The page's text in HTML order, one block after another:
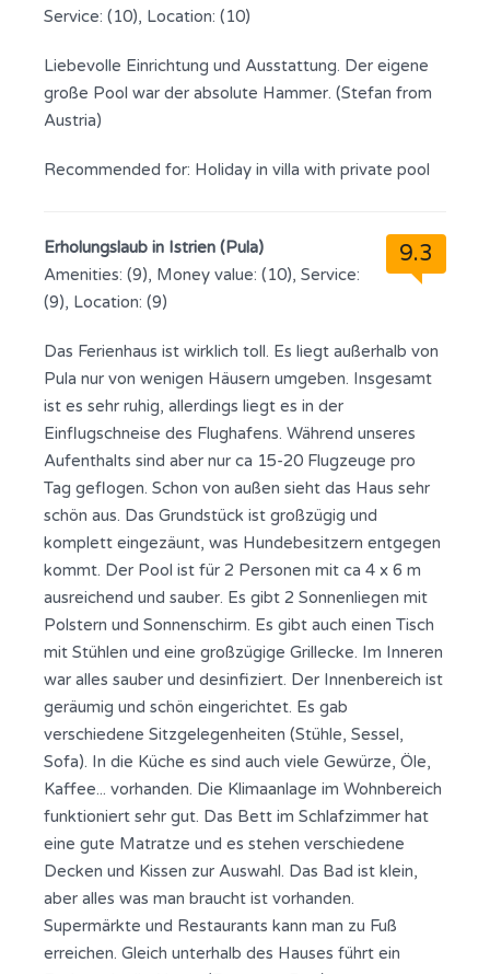
Service: (10), Location: (10)
Liebevolle Einrichtung und Ausstattung. Der eigene
große Pool war der absolute Hammer. (Stefan from
Austria)
Recommended for: Holiday in villa with private pool
9.3
Erholungslaub in Istrien (Pula)
Amenities: (9), Money value: (10), Service:
(9), Location: (9)
Das Ferienhaus ist wirklich toll. Es liegt außerhalb von
Pula nur von wenigen Häusern umgeben. Insgesamt
ist es sehr ruhig, allerdings liegt es in der
Einflugschneise des Flughafens. Während unseres
Aufenthalts sind aber nur ca 15-20 Flugzeuge pro
Tag geflogen. Schon von außen sieht das Haus sehr
schön aus. Das Grundstück ist großzügig und
komplett eingezäunt, was Hundebesitzern entgegen
kommt. Der Pool ist für 2 Personen mit ca 4 x 6 m
ausreichend und sauber. Es gibt 2 Sonnenliegen mit
Polstern und Sonnenschirm. Es gibt auch einen Tisch
mit Stühlen und eine großzügige Grillecke. Im Inneren
war alles sauber und desinfiziert. Der Innenbereich ist
geräumig und schön eingerichtet. Es gab
verschiedene Sitzgelegenheiten (Stühle, Sessel,
Sofa). In die Küche es sind auch viele Gewürze, Öle,
Kaffee... vorhanden. Die Klimaanlage im Wohnbereich
funktioniert sehr gut. Das Bett im Schlafzimmer hat
eine gute Matratze und es stehen verschiedene
Decken und Kissen zur Auswahl. Das Bad ist klein,
aber alles was man braucht ist vorhanden.
Supermärkte und Restaurants kann man zu Fuß
erreichen. Gleich unterhalb des Hauses führt ein